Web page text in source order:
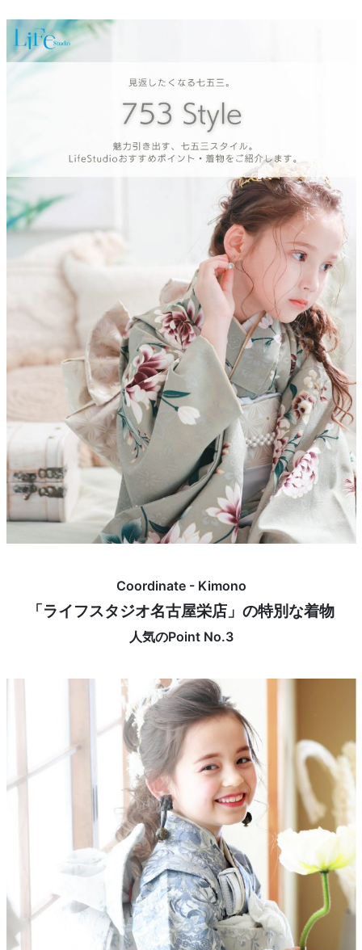
Coordinate - Kimono
「ライフスタジオ名古屋栄店」の特別な着物
人気のPoint No.3